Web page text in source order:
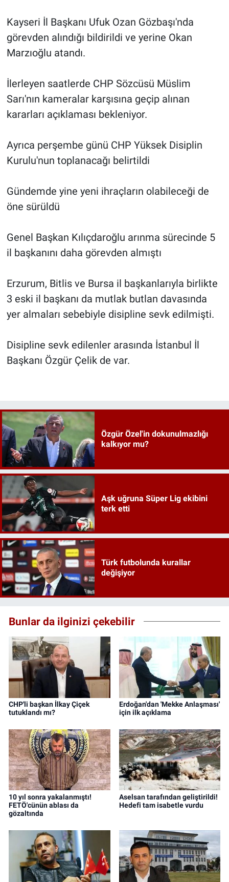
Kayseri İl Başkanı Ufuk Ozan Gözbaşı'nda
görevden alındığı bildirildi ve yerine Okan
Marzıoğlu atandı.
İlerleyen saatlerde CHP Sözcüsü Müslim
Sarı'nın kameralar karşısına geçip alınan
kararları açıklaması bekleniyor.
Ayrıca perşembe günü CHP Yüksek Disiplin
Kurulu'nun toplanacağı belirtildi
Gündemde yine yeni ihraçların olabileceği de
öne sürüldü
Genel Başkan Kılıçdaroğlu arınma sürecinde 5
il başkanını daha görevden almıştı
Erzurum, Bitlis ve Bursa il başkanlarıyla birlikte
3 eski il başkanı da mutlak butlan davasında
yer almaları sebebiyle disipline sevk edilmişti.
Disipline sevk edilenler arasında İstanbul İl
Başkanı Özgür Çelik de var.
Özgür Özel'in dokunulmazlığı
kalkıyor mu?
Aşk uğruna Süper Lig ekibini
terk etti
Türk futbolunda kurallar
değişiyor
Bunlar da ilginizi çekebilir
CHP'li başkan İlkay Çiçek
tutuklandı mı?
Erdoğan'dan 'Mekke Anlaşması'
için ilk açıklama
10 yıl sonra yakalanmıştı!
FETÖ'cünün ablası da
gözaltında
Aselsan tarafından geliştirildi!
Hedefi tam isabetle vurdu